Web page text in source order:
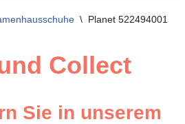
\ Planet 522494001
Collect
Sie in unserem